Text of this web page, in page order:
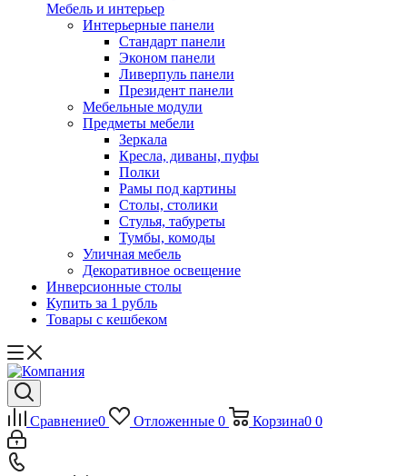
Мебель и интерьер
Интерьерные панели
Стандарт панели
Эконом панели
Ливерпуль панели
Президент панели
Мебельные модули
Предметы мебели
Зеркала
Кресла, диваны, пуфы
Полки
Рамы под картины
Столы, столики
Стулья, табуреты
Тумбы, комоды
Уличная мебель
Декоративное освещение
Инверсионные столы
Купить за 1 рубль
Товары с кешбеком
Сравнение0 Отложенные 0 Корзина0 0